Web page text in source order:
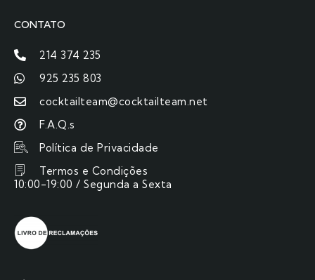
CONTATO
214 374 235
925 235 803
cocktailteam@cocktailteam.net
F.A.Q.s
Política de Privacidade
Termos e Condições
10:00-19:00 / Segunda a Sexta